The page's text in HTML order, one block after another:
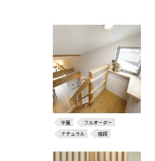
平屋
フルオーダー
ナチュラル
階段